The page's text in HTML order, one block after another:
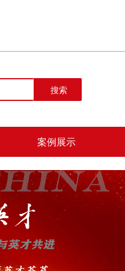
搜索
案例展示